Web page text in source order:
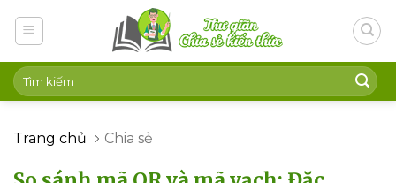
Trang chủ Chia sẻ